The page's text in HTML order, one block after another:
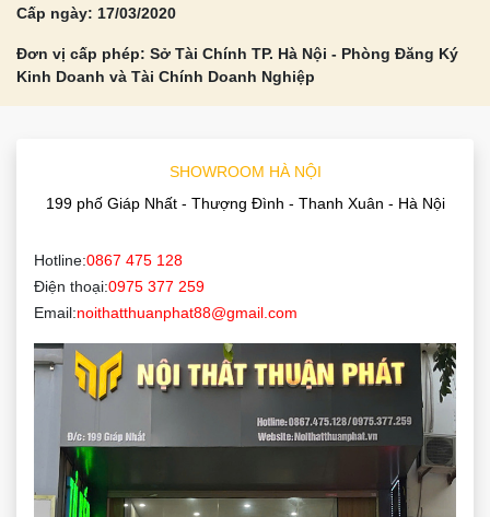
Cấp ngày: 17/03/2020
Đơn vị cấp phép: Sở Tài Chính TP. Hà Nội - Phòng Đăng Ký
Kinh Doanh và Tài Chính Doanh Nghiệp
SHOWROOM HÀ NỘI
199 phố Giáp Nhất - Thượng Đình - Thanh Xuân - Hà Nội
Hotline:0867 475 128
Điện thoại:0975 377 259
Email:noithatthuanphat88@gmail.com